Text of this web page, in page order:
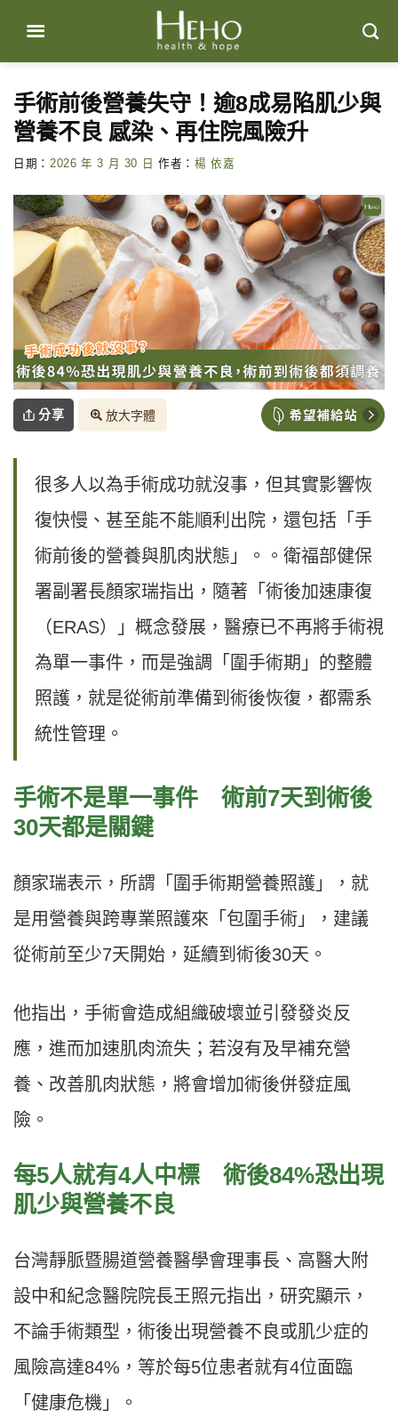
content
手術前後營養失守！逾8成易陷肌少與
營養不良 感染、再住院風險升
日期： 2026 年 3 月 30 日 作者： 楊 依嘉
分享 放大字體
很多人以為手術成功就沒事，但其實影響恢
復快慢、甚至能不能順利出院，還包括「手
術前後的營養與肌肉狀態」。。衛福部健保
署副署長顏家瑞指出，隨著「術後加速康復
（ERAS）」概念發展，醫療已不再將手術視
為單一事件，而是強調「圍手術期」的整體
照護，就是從術前準備到術後恢復，都需系
統性管理。
手術不是單一事件 術前7天到術後
30天都是關鍵
顏家瑞表示，所謂「圍手術期營養照護」，就
是用營養與跨專業照護來「包圍手術」，建議
從術前至少7天開始，延續到術後30天。
他指出，手術會造成組織破壞並引發發炎反
應，進而加速肌肉流失；若沒有及早補充營
養、改善肌肉狀態，將會增加術後併發症風
險。
每5人就有4人中標 術後84%恐出現
肌少與營養不良
台灣靜脈暨腸道營養醫學會理事長、高醫大附
設中和紀念醫院院長王照元指出，研究顯示，
不論手術類型，術後出現營養不良或肌少症的
風險高達84%，等於每5位患者就有4位面臨
「健康危機」。